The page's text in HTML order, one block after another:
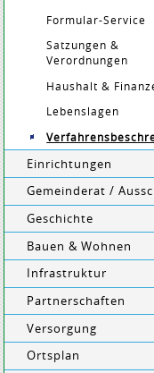
Formular-Service
Satzungen &
Verordnungen
Haushalt &
Lebenslagen
Einrichtungen
Gemeinderat /
Geschichte
Bauen & Wohnen
Infrastruktur
Partnerschaften
Versorgung
Ortsplan